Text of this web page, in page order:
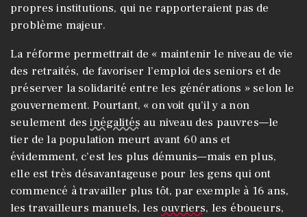
propres institutions, qui ne rapporteraient pas de
problème majeur.
La réforme permettrait de « maintenir le niveau de vie
des retraités, de favoriser l’emploi des seniors et de
préserver la solidarité entre les générations » selon le
gouvernement. Pourtant, « on voit qu’il y a non
seulement desinégalités au niveau des pauvres—le
tier de la population meurt avant 60 ans et
évidemment, c’est les plus démunis—mais en plus,
elle est très désavantageuse pour les gens qui ont
commencé à travailler plus tôt, par exemple à 16 ans,
les travailleurs manuels, les ouvriers, les éboueurs,